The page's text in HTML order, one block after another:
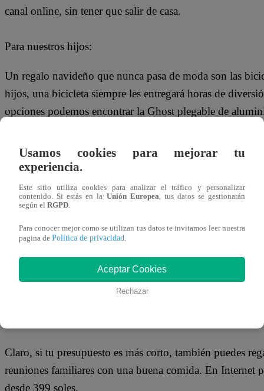
canal online, sin tener que salir de casa.
Para nuestros hijos:
Un regalo navideño que nunca pasa de moda son las
hijos, una bicicleta siempre les entregará horas de
opciones podemos encontrar la Ghost plegable de
Pero si nuestros niños son todavía muy pequeños,
batería. Así podrán pasear por el parque y divertirse
podemos encontrar un auto a batería para niños con
volumen, y puertas abatibles, desde 589 soles.
Para nuestros padres:
Si quieres convertirte en el favorito de papá y mamá
para que puedan disfrutar sus programas favoritos o
Claro, si tu presupuesto es más corto, también puedes
reuniones familiares con una buena comida. En Internet
desde 399 soles.
Usamos cookies para mejorar tu
experiencia.
Este sitio utiliza cookies para analizar el tráfico y personalizar
contenido. Si estás en la Unión Europea, tus datos se gestionarán
según el RGPD.
Para conocer mejor como se utilizan tus datos te invitamos leer nuestra
pagina de Política de privacidad.
Aceptar Cookies
Rechazar